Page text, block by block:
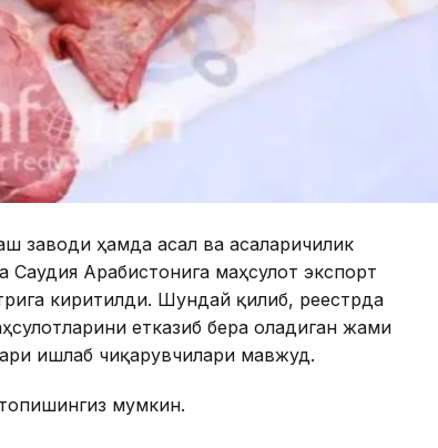
заводи ҳамда асал ва асаларичилик
Арабистонига маҳсулот экспорт
киритилди. Шундай қилиб, реестрда
етказиб бера оладиган жами
ишлаб чиқарувчилари мавжуд.
топишингиз мумкин.